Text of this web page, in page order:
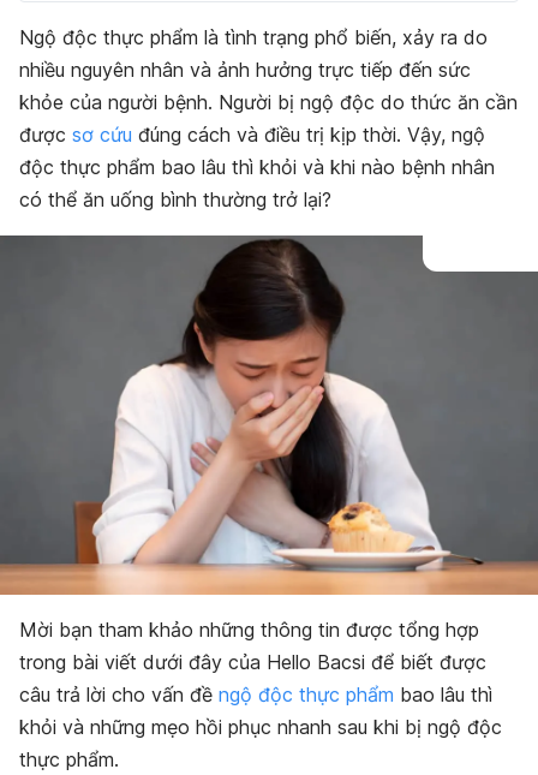
Ngộ độc thực phẩm là tình trạng phổ biến, xảy ra do
nhiều nguyên nhân và ảnh hưởng trực tiếp đến sức
khỏe của người bệnh. Người bị ngộ độc do thức ăn cần
được sơ cứu đúng cách và điều trị kịp thời. Vậy, ngộ
độc thực phẩm bao lâu thì khỏi và khi nào bệnh nhân
có thể ăn uống bình thường trở lại?
Mời bạn tham khảo những thông tin được tổng hợp
trong bài viết dưới đây của Hello Bacsi để biết được
câu trả lời cho vấn đề ngộ độc thực phẩm bao lâu thì
khỏi và những mẹo hồi phục nhanh sau khi bị ngộ độc
thực phẩm.